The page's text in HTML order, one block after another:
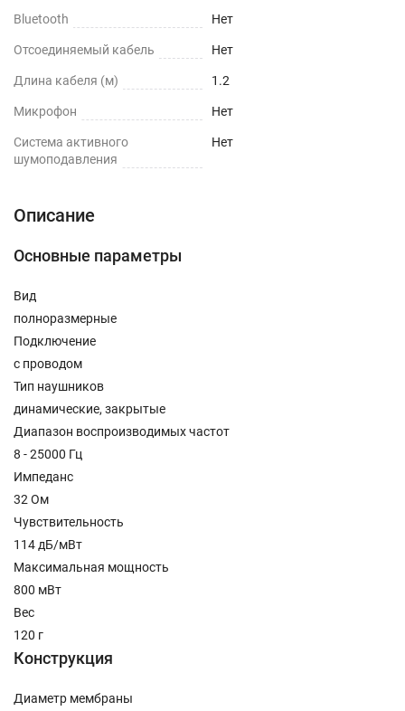
Bluetooth Нет
Отсоединяемый кабель Нет
Длина кабеля (м) 1.2
Микрофон Нет
Cистема активного
шумоподавления
Нет
Описание
Основные параметры
Вид
полноразмерные
Подключение
с проводом
Тип наушников
динамические, закрытые
Диапазон воспроизводимых частот
8 - 25000 Гц
Импеданс
32 Ом
Чувствительность
114 дБ/мВт
Максимальная мощность
800 мВт
Вес
120 г
Конструкция
Диаметр мембраны